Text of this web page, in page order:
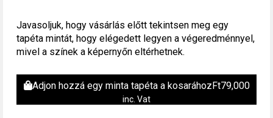
Javasoljuk, hogy vásárlás előtt tekintsen meg egy
tapéta mintát, hogy elégedett legyen a végeredménnyel,
mivel a színek a képernyőn eltérhetnek.
Adjon hozzá egy minta tapéta a kosarához Ft79,000
inc. Vat